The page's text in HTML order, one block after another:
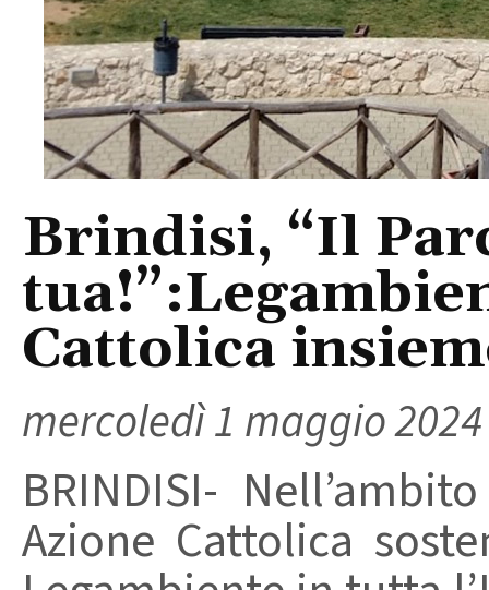
Brindisi, “Il
Cattolica
mercoledì 1 maggio 2024
BRINDISI-
Azione Cattolica